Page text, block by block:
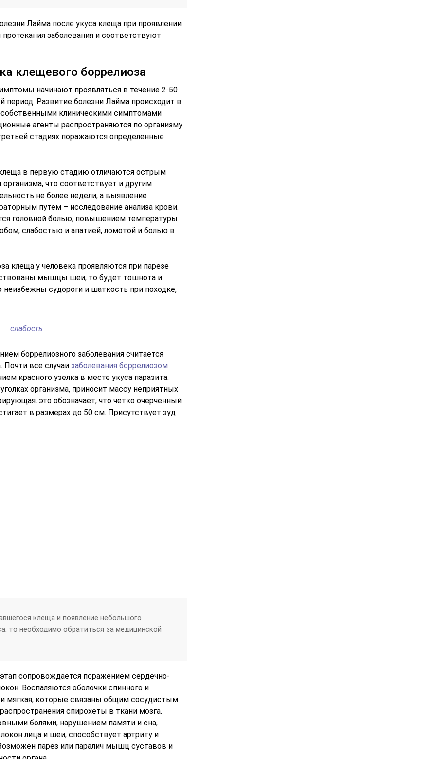
Лайма после укуса клеща при проявлении
заболевания и соответствуют
клещевого боррелиоза
начинают проявляться в течение 2-50
период. Развитие болезни Лайма происходит в
собственными клиническими симптомами
агенты распространяются по организму
стадиях поражаются определенные
в первую стадию отличаются острым
что соответствует и другим
не более недели, а выявление
путем – исследование анализа крови.
головной болью, повышением температуры
слабостью и апатией, ломотой и болью в
клеща у человека проявляются при парезе
мышцы шеи, то будет тошнота и
судороги и шаткость при походке,
слабость
боррелиозного заболевания считается
Почти все случаи заболевания боррелиозом
красного узелка в месте укуса паразита.
организма, приносит массу неприятных
это обозначает, что четко очерченный
в размерах до 50 см. Присутствует зуд
клеща и появление небольшого
то необходимо обратиться за медицинской
сопровождается поражением сердечно-
Воспаляются оболочки спинного и
и мягкая, которые связаны общим сосудистым
спирохеты в ткани мозга.
болями, нарушением памяти и сна,
лица и шеи, способствует артриту и
парез или паралич мышц суставов и